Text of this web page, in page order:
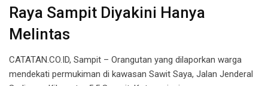
Raya Sampit Diyakini Hanya
Melintas
CATATAN.CO.ID, Sampit – Orangutan yang dilaporkan warga
mendekati permukiman di kawasan Sawit Saya, Jalan Jenderal